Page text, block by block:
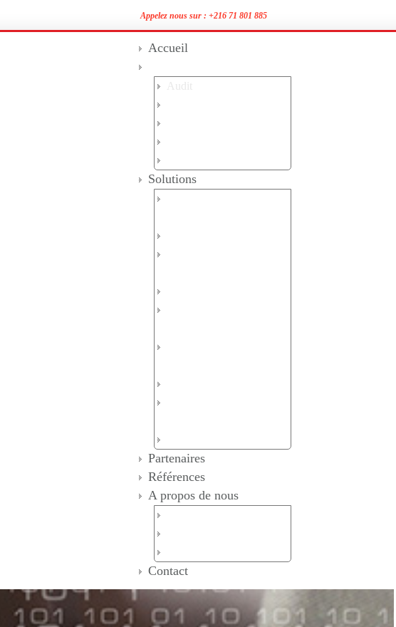
Appelez nous sur : +216 71 801 885
Accueil
Solutions
Partenaires
Références
A propos de nous
Contact